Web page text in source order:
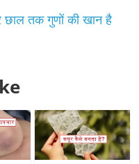
छाल तक गुणों की खान है